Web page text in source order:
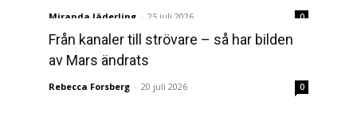
Miranda Jäderling - 25 juli 2026 0
Från kanaler till strövare – så har bilden
av Mars ändrats
Rebecca Forsberg - 20 juli 2026 0